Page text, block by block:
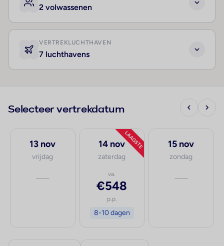
2 volwassenen
VERTREKLUCHTHAVEN
7 luchthavens
Selecteer vertrekdatum
13 nov
vrijdag
—
LAAGSTE
14 nov
zaterdag
va.
€548
p.p.
8-10 dagen
15 nov
zondag
—